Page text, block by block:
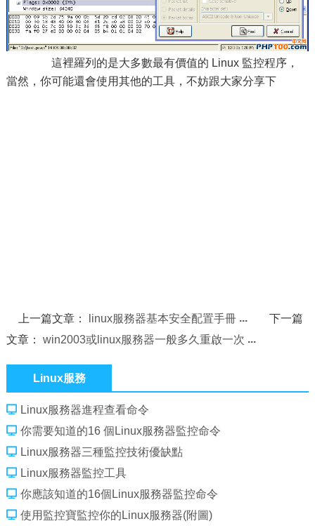
這裡羅列的是大多數最有價值的 Linux 監控程序，
當然，你可能還會使用其他的工具，不妨跟大家分享下
上一篇文章： linux服務器基本安全配置手冊
下一篇
文章： win2003或linux服務器一般多久重啟一次
Linux服務
Linux服務器進程查看命令
你需要知道的16 個Linux服務器監控命令
Linux服務器三種監控技術優缺點
Linux服務器監控工具
你應該知道的16個Linux服務器監控命令
使用監控寶監控你的Linux服務器(附圖)